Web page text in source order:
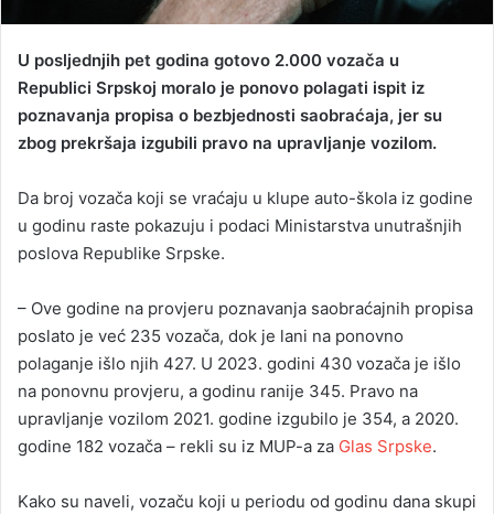
U posljednjih pet godina gotovo 2.000 vozača u
Republici Srpskoj moralo je ponovo polagati ispit iz
poznavanja propisa o bezbjednosti saobraćaja, jer su
zbog prekršaja izgubili pravo na upravljanje vozilom.
Da broj vozača koji se vraćaju u klupe auto-škola iz godine
u godinu raste pokazuju i podaci Ministarstva unutrašnjih
poslova Republike Srpske.
– Ove godine na provjeru poznavanja saobraćajnih propisa
poslato je već 235 vozača, dok je lani na ponovno
polaganje išlo njih 427. U 2023. godini 430 vozača je išlo
na ponovnu provjeru, a godinu ranije 345. Pravo na
upravljanje vozilom 2021. godine izgubilo je 354, a 2020.
godine 182 vozača – rekli su iz MUP-a za Glas Srpske.
Kako su naveli, vozaču koji u periodu od godinu dana skupi